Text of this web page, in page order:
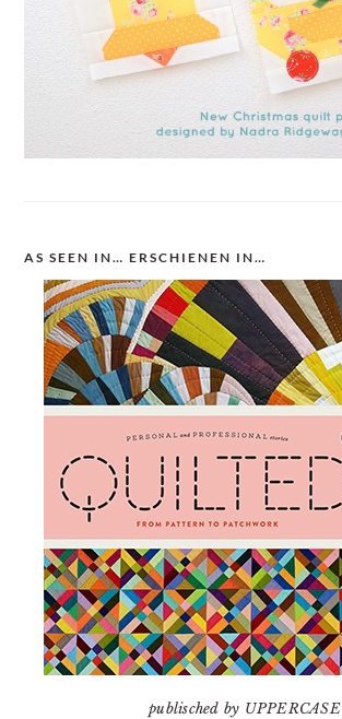
AS SEEN IN… ERSCHIENEN IN…
publisched by UPPERCASE